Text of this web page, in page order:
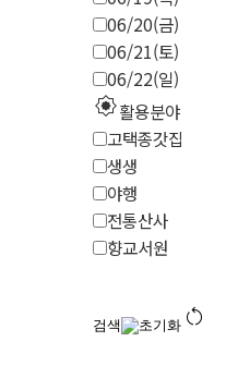
06/20(금)
06/21(토)
06/22(일)
explosion활용분야
고택종갓집
생생
야행
전통산사
향교서원
검색 초기화 restart_alt